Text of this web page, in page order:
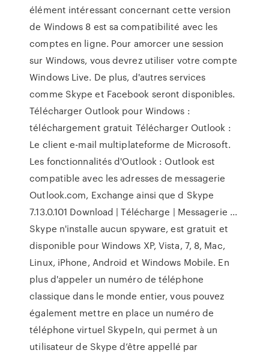
élément intéressant concernant cette version
de Windows 8 est sa compatibilité avec les
comptes en ligne. Pour amorcer une session
sur Windows, vous devrez utiliser votre compte
Windows Live. De plus, d'autres services
comme Skype et Facebook seront disponibles.
Télécharger Outlook pour Windows :
téléchargement gratuit Télécharger Outlook :
Le client e-mail multiplateforme de Microsoft.
Les fonctionnalités d'Outlook : Outlook est
compatible avec les adresses de messagerie
Outlook.com, Exchange ainsi que d Skype
7.13.0.101 Download | Télécharge | Messagerie ...
Skype n'installe aucun spyware, est gratuit et
disponible pour Windows XP, Vista, 7, 8, Mac,
Linux, iPhone, Android et Windows Mobile. En
plus d'appeler un numéro de téléphone
classique dans le monde entier, vous pouvez
également mettre en place un numéro de
téléphone virtuel SkypeIn, qui permet à un
utilisateur de Skype d’être appellé par